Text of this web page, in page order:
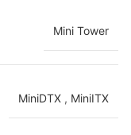
Mini Tower
MiniDTX , MiniITX